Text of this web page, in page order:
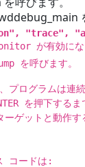
"on", "trace",
が有効にな
を呼びます。
プログラムは連
を押下する
ーゲットと動作
コードは: